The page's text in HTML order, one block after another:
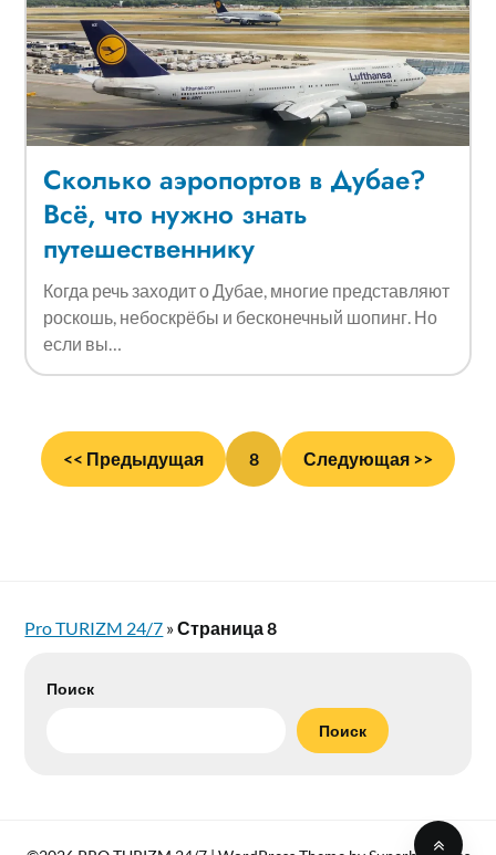
Сколько аэропортов в Дубае?
Всё, что нужно знать
путешественнику
Когда речь заходит о Дубае, многие представляют
роскошь, небоскрёбы и бесконечный шопинг. Но
если вы…
<< Предыдущая 8 Следующая >>
Pro TURIZM 24/7 »Страница 8
Поиск
Поиск